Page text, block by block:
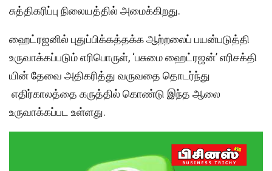
சுத்திகரிப்பு நிலையத்தில் அமைக்கிறது.
ஹைட்ரஜனில் புதுப்பிக்கத்தக்க ஆற்றலைப் பயன்படுத்தி
உருவாக்கப்படும் எரிபொருள், ‘பசுமை ஹைட்ரஜன்’ எரிசக்தி
யின் தேவை அதிகரித்து வருவதை தொடர்ந்து
எதிர்காலத்தை கருத்தில் கொண்டு இந்த ஆலை
உருவாக்கப்பட உள்ளது.